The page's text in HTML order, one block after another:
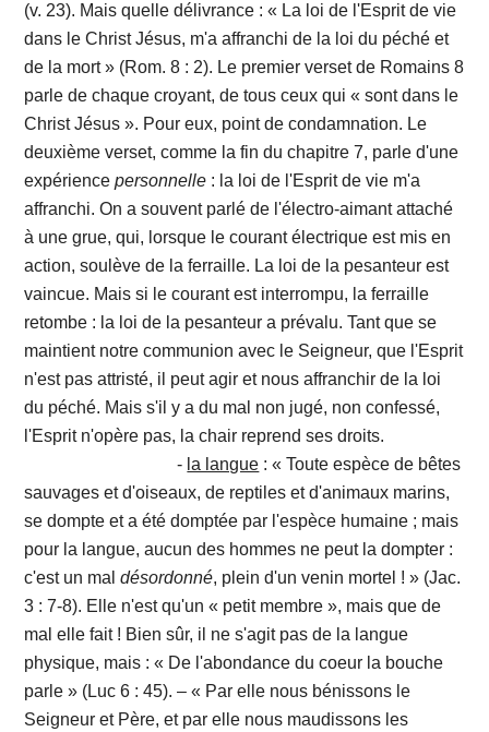
(v. 23). Mais quelle délivrance : « La loi de l'Esprit de vie
dans le Christ Jésus, m'a affranchi de la loi du péché et
de la mort » (Rom. 8 : 2). Le premier verset de Romains 8
parle de chaque croyant, de tous ceux qui « sont dans le
Christ Jésus ». Pour eux, point de condamnation. Le
deuxième verset, comme la fin du chapitre 7, parle d'une
expériencepersonnelle : la loi de l'Esprit de vie m'a
affranchi. On a souvent parlé de l'électro-aimant attaché
à une grue, qui, lorsque le courant électrique est mis en
action, soulève de la ferraille. La loi de la pesanteur est
vaincue. Mais si le courant est interrompu, la ferraille
retombe : la loi de la pesanteur a prévalu. Tant que se
maintient notre communion avec le Seigneur, que l'Esprit
n'est pas attristé, il peut agir et nous affranchir de la loi
du péché. Mais s'il y a du mal non jugé, non confessé,
l'Esprit n'opère pas, la chair reprend ses droits.
- la langue : « Toute espèce de bêtes
sauvages et d'oiseaux, de reptiles et d'animaux marins,
se dompte et a été domptée par l'espèce humaine ; mais
pour la langue, aucun des hommes ne peut la dompter :
c'est un maldésordonné, plein d'un venin mortel ! » (Jac.
3 : 7-8). Elle n'est qu'un « petit membre », mais que de
mal elle fait ! Bien sûr, il ne s'agit pas de la langue
physique, mais : « De l'abondance du coeur la bouche
parle » (Luc 6 : 45). – « Par elle nous bénissons le
Seigneur et Père, et par elle nous maudissons les